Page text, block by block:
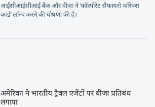
आईसीआईसीआई बैंक और वीज़ा ने ‘कॉरपोरेट सैफायरो फॉरेक्स
कार्ड’ लॉन्च करने की घोषणा की है।
अमेरिका ने भारतीय ट्रैवल एजेंटों पर वीजा प्रतिबंध
लगाया